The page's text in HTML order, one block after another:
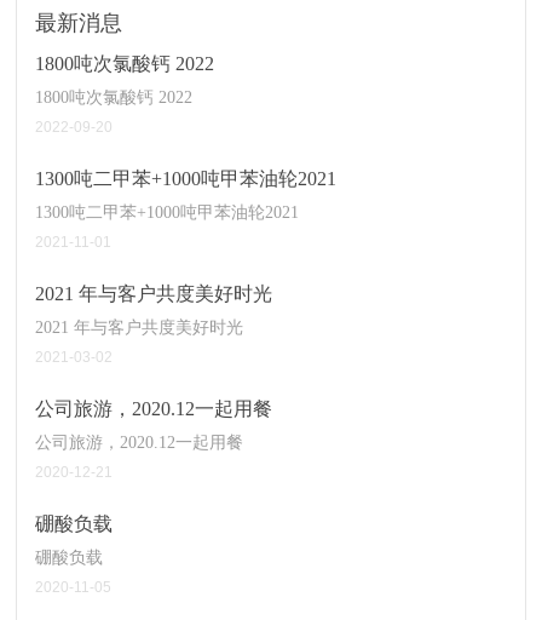
最新消息
1800吨次氯酸钙 2022
1800吨次氯酸钙 2022
2022-09-20
1300吨二甲苯+1000吨甲苯油轮2021
1300吨二甲苯+1000吨甲苯油轮2021
2021-11-01
2021 年与客户共度美好时光
2021 年与客户共度美好时光
2021-03-02
公司旅游，2020.12一起用餐
公司旅游，2020.12一起用餐
2020-12-21
硼酸负载
硼酸负载
2020-11-05